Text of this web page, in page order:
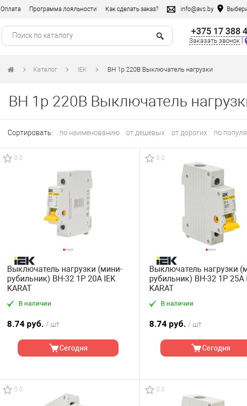
Оплата Программа лояльности Как сделать заказ? info@avs.by
+375 17 388
Заказать звонок
Каталог IEK ВН 1р 220В Выключатель нагрузки
ВН 1р 220В Выключатель
Сортировать: по наименованию от дешевых от дорогих по
0.0
Выключатель нагрузки (мини-
рубильник) ВН-32 1P 20А IEK
KARAT
В наличии
8.74 руб. / шт
Сегодня
0.0
Выключатель нагрузки
рубильник) ВН-32 1P 25А
KARAT
В наличии
8.74 руб. / шт
Сегодня
0.0 0.0